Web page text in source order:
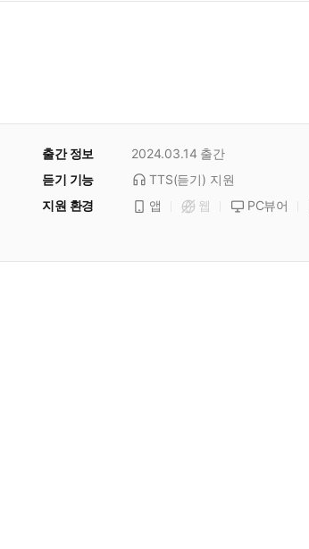
출간 정보 2024.03.14 출간
듣기 기능
TTS(듣기) 지원
지원 환경
앱 웹 PC뷰어